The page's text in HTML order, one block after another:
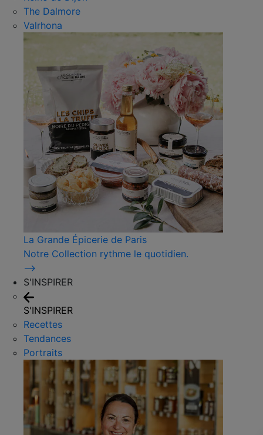
The Dalmore
Valrhona
La Grande Épicerie de Paris
Notre Collection rythme le quotidien.
⟶
S'INSPIRER
S'INSPIRER
Recettes
Tendances
Portraits